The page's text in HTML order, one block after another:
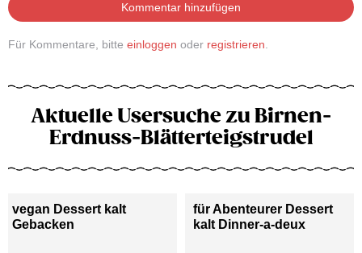
Kommentar hinzufügen
Für Kommentare, bitte einloggen oder registrieren.
Aktuelle Usersuche zu Birnen-
Erdnuss-Blätterteigstrudel
vegan Dessert kalt
Gebacken
für Abenteurer Dessert
kalt Dinner-a-deux